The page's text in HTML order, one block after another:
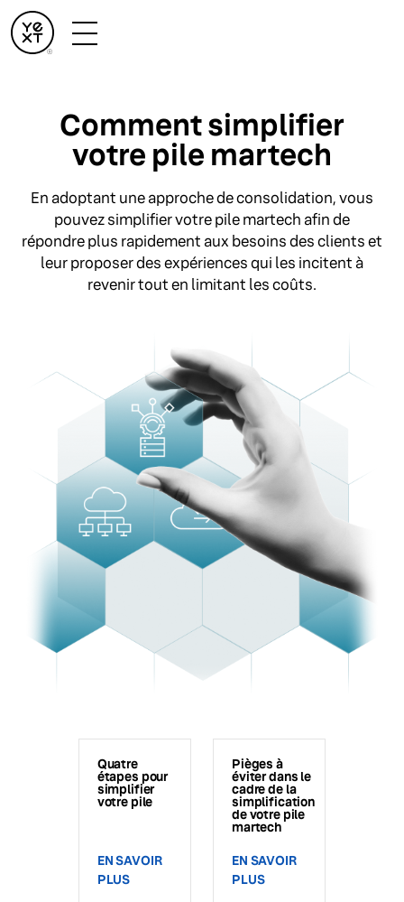
Comment simplifier
votre pile martech
En adoptant une approche de consolidation, vous
pouvez simplifier votre pile martech afin de
répondre plus rapidement aux besoins des clients et
leur proposer des expériences qui les incitent à
revenir tout en limitant les coûts.
Quatre
étapes pour
simplifier
votre pile
EN SAVOIR
PLUS
Pièges à
éviter dans le
cadre de la
simplification
de votre pile
martech
EN SAVOIR
PLUS